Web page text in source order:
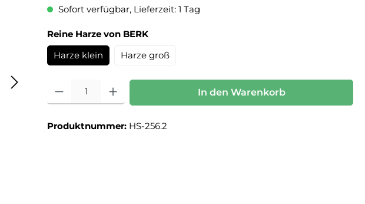
Sofort verfügbar, Lieferzeit: 1 Tag
Reine Harze von BERKauswählen
Harze klein
Harze groß
Produkt Anzahl: Gib den gewünschten Wert ein oder benutze die Schaltflächen um die
In den Warenkorb
Produktnummer: HS-256.2